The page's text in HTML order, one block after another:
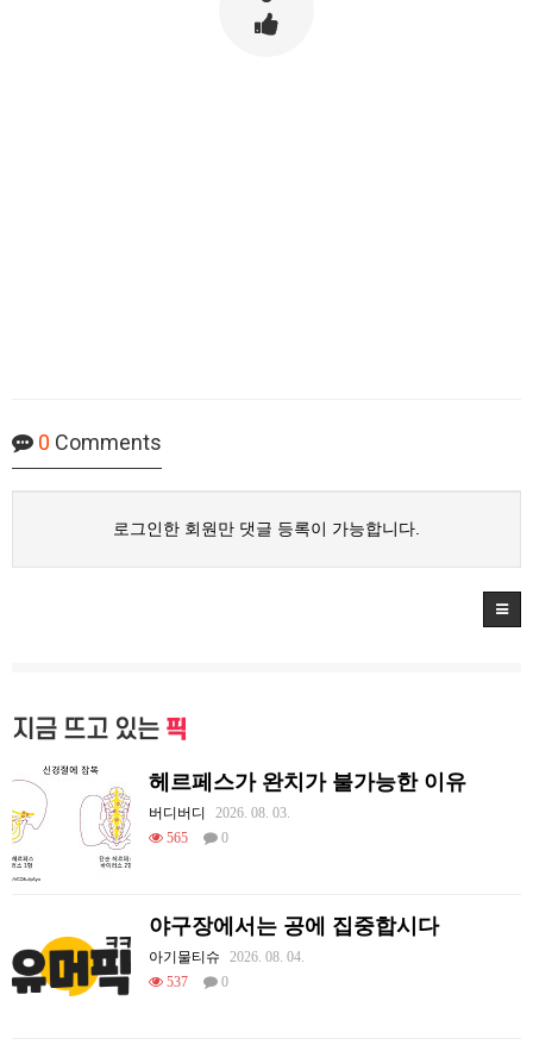
0 Comments
로그인한 회원만 댓글 등록이 가능합니다.
지금 뜨고 있는 픽
헤르페스가 완치가 불가능한 이유
버디버디
2026. 08. 03.
565
0
야구장에서는 공에 집중합시다
아기물티슈
2026. 08. 04.
537
0